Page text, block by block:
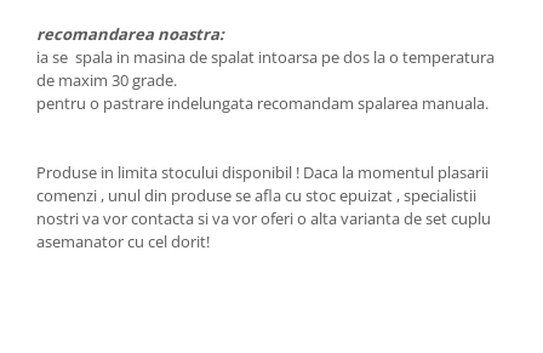
recomandarea noastra:
ia se spala in masina de spalat intoarsa pe dos la o temperatura
de maxim 30 grade.
pentru o pastrare indelungata recomandam spalarea manuala.
Produse in limita stocului disponibil ! Daca la momentul plasarii
comenzi , unul din produse se afla cu stoc epuizat , specialistii
nostri va vor contacta si va vor oferi o alta varianta de set cuplu
asemanator cu cel dorit!